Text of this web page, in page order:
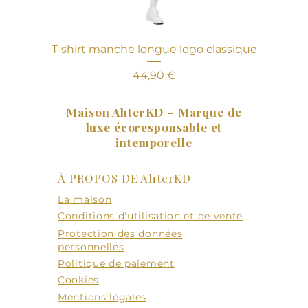
T-shirt manche longue logo classique
Prix
44,90 €
Maison AhterKD – Marque de
luxe écoresponsable et
intemporelle
À PROPOS DE AhterKD
La maison
Conditions d'utilisation et de vente
Protection des données
personnelles
Politique de paiement
Cookies
Mentions légales